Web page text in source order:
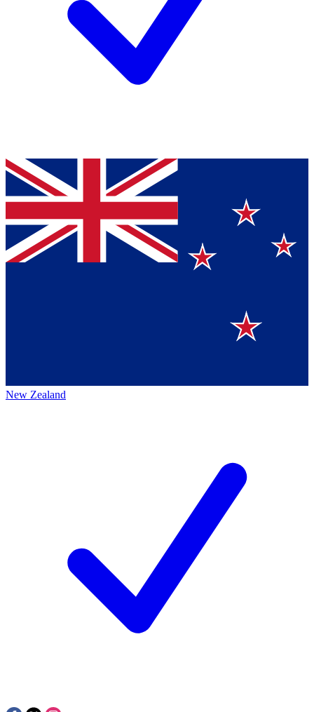
New Zealand